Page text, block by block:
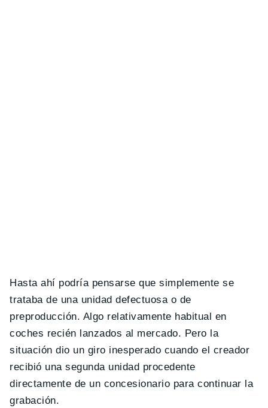
Hasta ahí podría pensarse que simplemente se
trataba de una unidad defectuosa o de
preproducción. Algo relativamente habitual en
coches recién lanzados al mercado. Pero la
situación dio un giro inesperado cuando el creador
recibió una segunda unidad procedente
directamente de un concesionario para continuar la
grabación.